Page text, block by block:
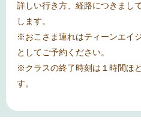
詳しい行き方、経路につきまし
します。
※おこさま連れはティーンエイ
としてご予約ください。
※クラスの終了時刻は１時間ほ
す。